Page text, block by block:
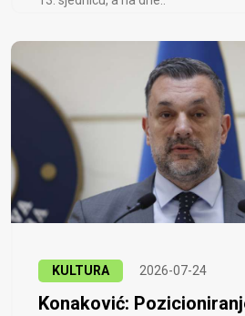
KULTURA 2026-07-24
Konaković: